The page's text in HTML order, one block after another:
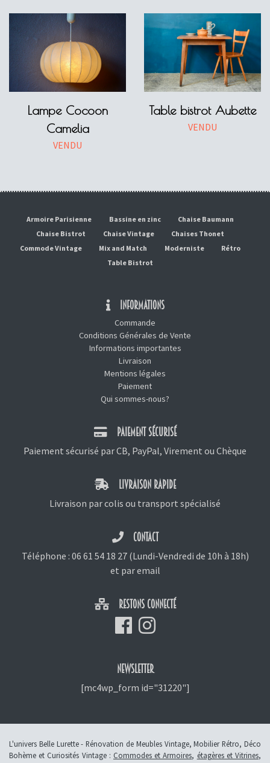
Lampe Cocoon
Camelia
VENDU
Table bistrot Aubette
VENDU
Armoire Parisienne Bassine en zinc
Chaise Baumann
Chaise Bistrot
Chaise Vintage
Chaises Thonet
Commode Vintage
Mix and Match Moderniste
Rétro
Table Bistrot
INFORMATIONS
Commande
Conditions Générales de Vente
Informations importantes
Livraison
Mentions légales
Paiement
Qui sommes-nous?
PAIEMENT SÉCURISÉ
Paiement sécurisé par CB, PayPal, Virement ou Chèque
LIVRAISON RAPIDE
Livraison par colis ou transport spécialisé
CONTACT
Téléphone : 06 61 54 18 27(Lundi-Vendredi de 10h à 18h)
et par email
RESTONS CONNECTÉ
NEWSLETTER
[mc4wp_form id="31220"]
L'univers Belle Lurette - Rénovation de Meubles Vintage, Mobilier Rétro, Déco
Bohème et Curiosités Vintage : Commodes et Armoires, étagères et Vitrines,